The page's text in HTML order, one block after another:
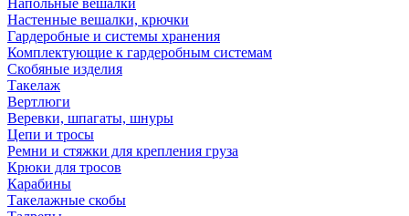
Напольные вешалки
Настенные вешалки, крючки
Гардеробные и системы хранения
Комплектующие к гардеробным системам
Скобяные изделия
Такелаж
Вертлюги
Веревки, шпагаты, шнуры
Цепи и тросы
Ремни и стяжки для крепления груза
Крюки для тросов
Карабины
Такелажные скобы